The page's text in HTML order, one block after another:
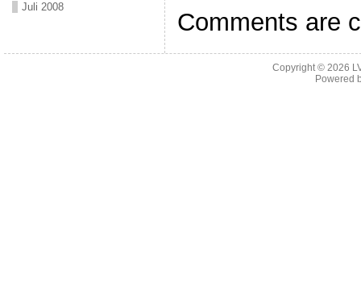
Juli 2008
Comments are
Copyright © 2026
Powered